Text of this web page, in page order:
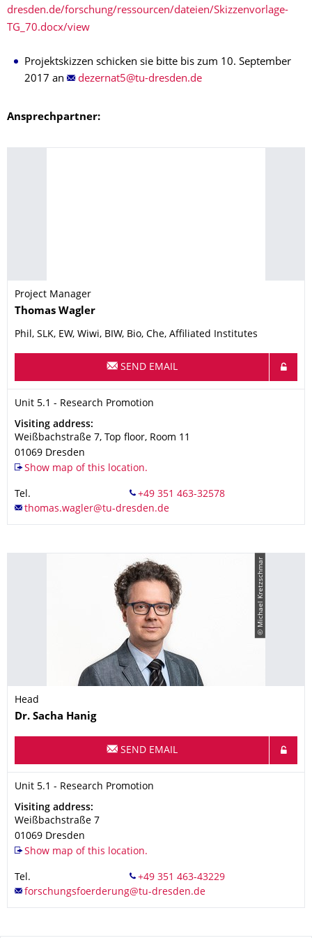
dresden.de/forschung/ressourcen/dateien/Skizzenvorlage-
TG_70.docx/view
Projektskizzen schicken sie bitte bis zum 10. September
2017 an
Ansprechpartner:
Project Manager
Name
Thomas Wagler
Phil, SLK, EW, Wiwi, BIW, Bio, Che, Affiliated Institutes
SEND EMAIL
Organization Name
Unit 5.1 - Research Promotion
Unit 5.1 - Research Promotion
Address
Visiting address:
Weißbachstraße 7, Top floor, Room 11
01069 Dresden
Show map of this location.
Tel.
© Michael Kretzschmar
Head
Name
Dr. Sacha Hanig
SEND EMAIL
Organization Name
Unit 5.1 - Research Promotion
Unit 5.1 - Research Promotion
Address
Visiting address:
Weißbachstraße 7
01069 Dresden
Show map of this location.
Tel.